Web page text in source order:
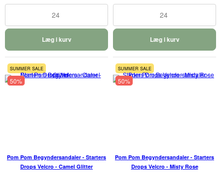
24
Læg i kurv
24
Læg i kurv
SUMMER SALE
50%
Pom Pom Begyndersandaler - Starters
Drops Velcro - Camel Glitter
SUMMER SALE
50%
Pom Pom Begyndersandaler - Starters
Drops Velcro - Misty Rose